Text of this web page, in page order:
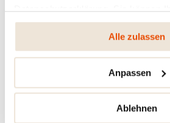
Datenschutzerklärung. Sie können
ändern oder widerrufen.
Alle zulassen
Anpassen
Ablehnen
Weil sie sich erbarmt hatten,
und in der Not geholfen hatten,
ihre Herzen aufgegangen. Jetzt
Es heißt: Mit den Augen sehen